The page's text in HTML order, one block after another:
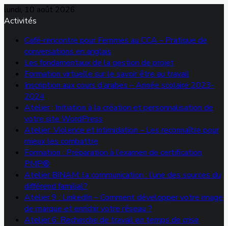
lundi, 10 août 2026
Activités
Café-rencontre pour Femmes au CCA – Pratique de
conversations en anglais
Les fondamentaux de la gestion de projet
Formation virtuelle sur le savoir être au travail
Inscription aux cours d’arabes – Année scolaire 2023-
2024
Atelier : Initiation à la création et personnalisation de
votre site WordPress
Atelier: Violence et intimidation – Les reconnaître pour
mieux les combattre
Formation : Préparation à l’examen de certification
PMP®
Atelier BINAM: la communication : l’une des sources du
différend familial?
Atelier 9 : LinkedIn – Comment développer votre image
de marque et enrichir votre réseau ?
Atelier 6: Recherche de travail en temps de crise